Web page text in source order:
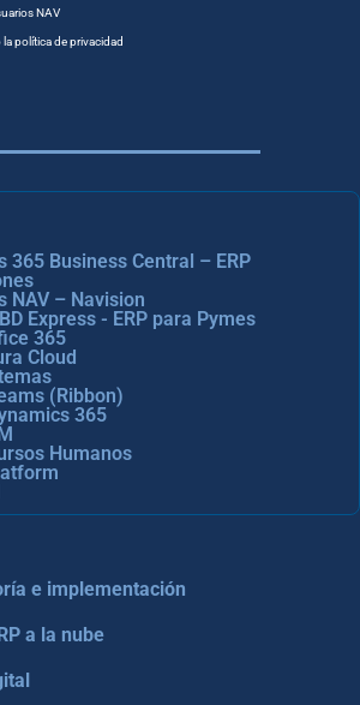
NAV
política de privacidad
365 Business Central – ERP
NAV – Navision
Express - ERP para Pymes
365
Cloud
(Ribbon)
365
Humanos
e implementación
a la nube